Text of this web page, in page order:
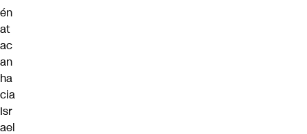
én
at
ac
an
ha
cia
Isr
ael